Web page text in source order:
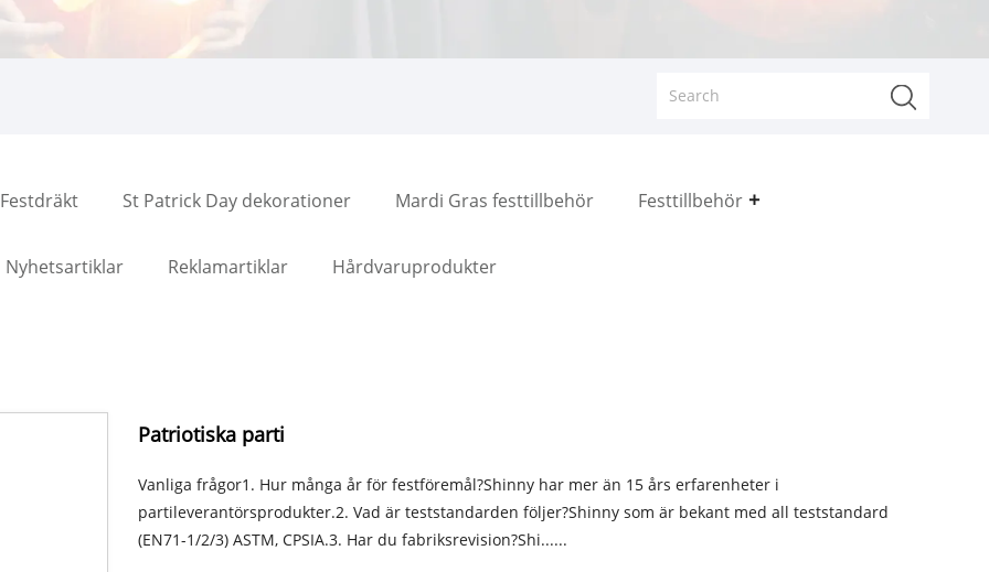
Festdräkt St Patrick Day dekorationer Mardi Gras festtillbehör Festtillbehör
Nyhetsartiklar Reklamartiklar Hårdvaruprodukter
Patriotiska parti
Vanliga frågor1. Hur många år för festföremål?Shinny har mer än 15 års erfarenheter i
partileverantörsprodukter.2. Vad är teststandarden följer?Shinny som är bekant med all teststandard
(EN71-1/2/3) ASTM, CPSIA.3. Har du fabriksrevision?Shi......